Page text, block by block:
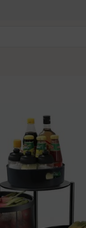
4 Niveles
verduras o
y con diseño
$
Añadir al